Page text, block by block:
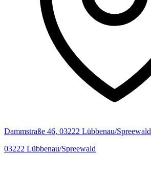
Dammstraße 46, 03222 Lübbenau/Spreewald
03222 Lübbenau/Spreewald